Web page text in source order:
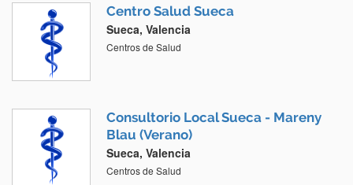
Centro Salud Sueca
Sueca, Valencia
Centros de Salud
Consultorio Local Sueca - Mareny
Blau (Verano)
Sueca, Valencia
Centros de Salud